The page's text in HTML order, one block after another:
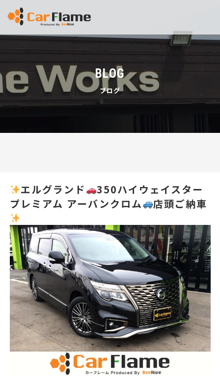
BLOG
ブログ
エルグランド
350ハイウェイスター
プレミアム アーバンクロム
店頭ご納車